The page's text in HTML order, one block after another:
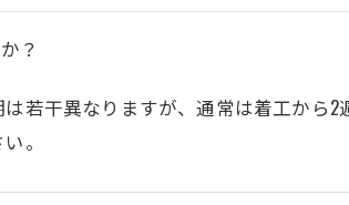
？
若干異なりますが、通常は着工から
。